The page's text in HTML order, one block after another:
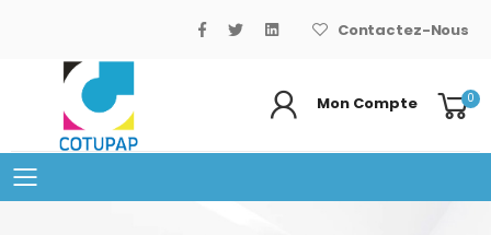
Contactez-Nous
Mon Compte 0
Basculer le menu mobile